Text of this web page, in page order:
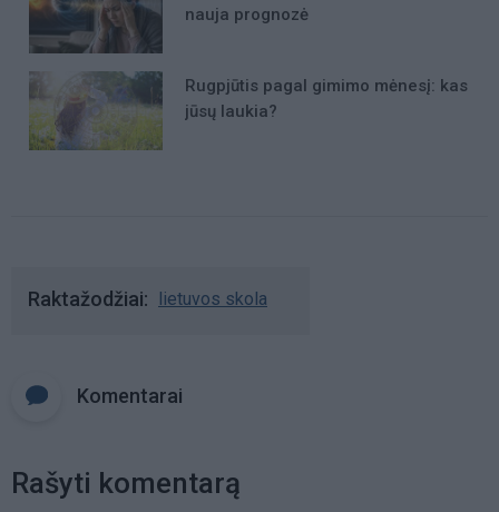
nauja prognozė
Rugpjūtis pagal gimimo mėnesį: kas
jūsų laukia?
Raktažodžiai lietuvos skola
Komentarai
Rašyti komentarą